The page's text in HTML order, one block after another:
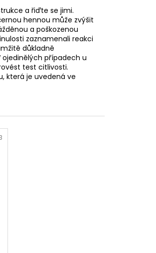
a řiďte se jimi.
hennou může zvýšit
a poškozenou
zaznamenali reakci
důkladně
případech u
test citlivosti.
která je uvedená ve